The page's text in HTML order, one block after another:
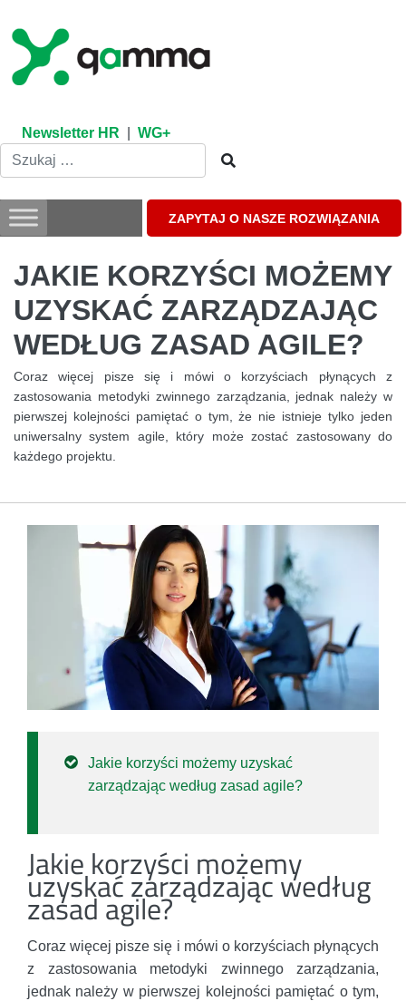
content
Newsletter HR WG+
ZAPYTAJ O NASZE ROZWIĄZANIA
JAKIE KORZYŚCI MOŻEMY
UZYSKAĆ ZARZĄDZAJĄC
WEDŁUG ZASAD AGILE?
Coraz więcej pisze się i mówi o korzyściach płynących z
zastosowania metodyki zwinnego zarządzania, jednak należy w
pierwszej kolejności pamiętać o tym, że nie istnieje tylko jeden
uniwersalny system agile, który może zostać zastosowany do
każdego projektu.
Jakie korzyści możemy uzyskać
zarządzając według zasad agile?
Jakie korzyści możemy
uzyskać zarządzając według
zasad agile?
Coraz więcej pisze się i mówi o korzyściach płynących
z zastosowania metodyki zwinnego zarządzania,
jednak należy w pierwszej kolejności pamiętać o tym,